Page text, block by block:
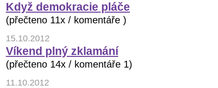
Když demokracie pláče
(přečteno 11x / komentáře )
15.10.2012
Víkend plný zklamání
(přečteno 14x / komentáře 1)
11.10.2012